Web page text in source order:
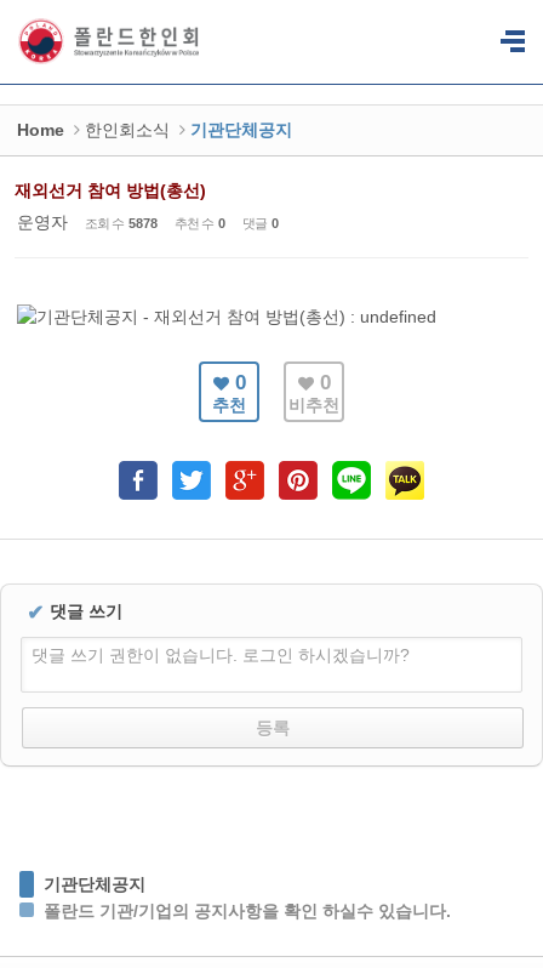
Home 한인회소식 기관단체공지
재외선거 참여 방법(총선)
운영자
조회 수 5878 추천 수 0 댓글 0
0
추천
0
비추천
✔ 댓글 쓰기
댓글 쓰기 권한이 없습니다. 로그인 하시겠습니까?
기관단체공지
폴란드 기관/기업의 공지사항을 확인 하실수 있습니다.